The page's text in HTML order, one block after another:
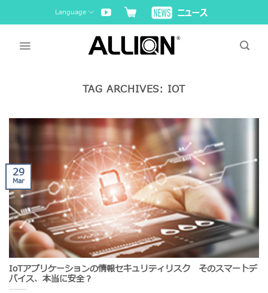
to
Language
TAG ARCHIVES: IOT
IoTアプリケーションの情報セキュリティリスク そのスマートデ
バイス、本当に安全？
29
Mar